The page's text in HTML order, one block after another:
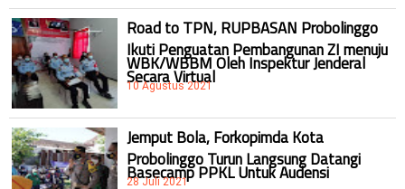
Road to TPN, RUPBASAN Probolinggo
Ikuti Penguatan Pembangunan ZI menuju
WBK/WBBM Oleh Inspektur Jenderal
Secara Virtual
10 Agustus 2021
Jemput Bola, Forkopimda Kota
Probolinggo Turun Langsung Datangi
Basecamp PPKL Untuk Audensi
28 Juli 2021